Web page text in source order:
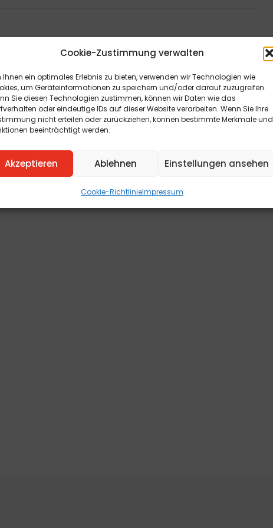
Cookie-Zustimmung verwalten
Ihnen ein optimales Erlebnis zu bieten, verwenden wir Technologien wie
um Geräteinformationen zu speichern und/oder darauf zuzugreifen.
Sie diesen Technologien zustimmen, können wir Daten wie das
oder eindeutige IDs auf dieser Website verarbeiten. Wenn Sie Ihre
nicht erteilen oder zurückziehen, können bestimmte Merkmale und
beeinträchtigt werden.
Akzeptieren Ablehnen Einstellungen ansehen
Cookie-RichtlinieImpressum